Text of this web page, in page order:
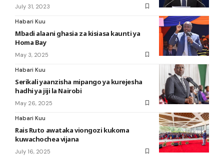
July 31, 2023
Habari Kuu
Mbadi alaani ghasia za kisiasa kaunti ya
Homa Bay
May 3, 2025
Habari Kuu
Serikali yaanzisha mipango ya kurejesha
hadhi ya jiji la Nairobi
May 26, 2025
Habari Kuu
Rais Ruto awataka viongozi kukoma
kuwachochea vijana
July 16, 2025